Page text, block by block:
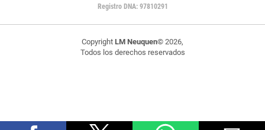
Registro DNA: 97810291
Copyright LM Neuquen© 2026,
Todos los derechos reservados